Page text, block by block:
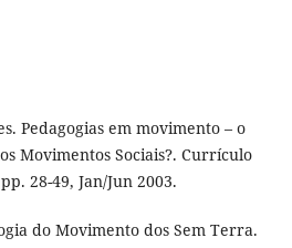
Pedagogias em movimento – o
Movimentos Sociais?. Currículo
28-49, Jan/Jun 2003.
do Movimento dos Sem Terra.